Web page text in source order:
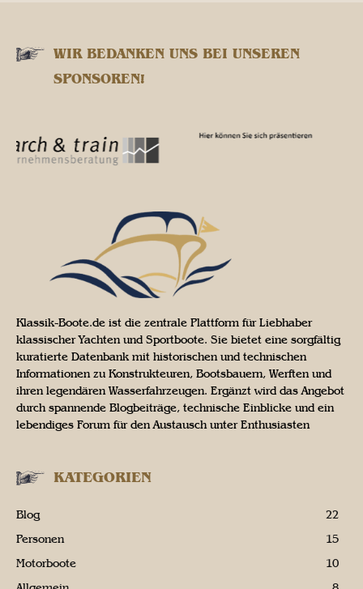
WIR BEDANKEN UNS BEI UNSEREN
SPONSOREN!
Klassik-Boote.de ist die zentrale Plattform für Liebhaber
klassischer Yachten und Sportboote. Sie bietet eine sorgfältig
kuratierte Datenbank mit historischen und technischen
Informationen zu Konstrukteuren, Bootsbauern, Werften und
ihren legendären Wasserfahrzeugen. Ergänzt wird das Angebot
durch spannende Blogbeiträge, technische Einblicke und ein
lebendiges Forum für den Austausch unter Enthusiasten
KATEGORIEN
Blog
22
Personen
15
Motorboote
10